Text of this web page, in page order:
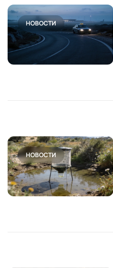
НОВОСТИ
НОВОСТИ